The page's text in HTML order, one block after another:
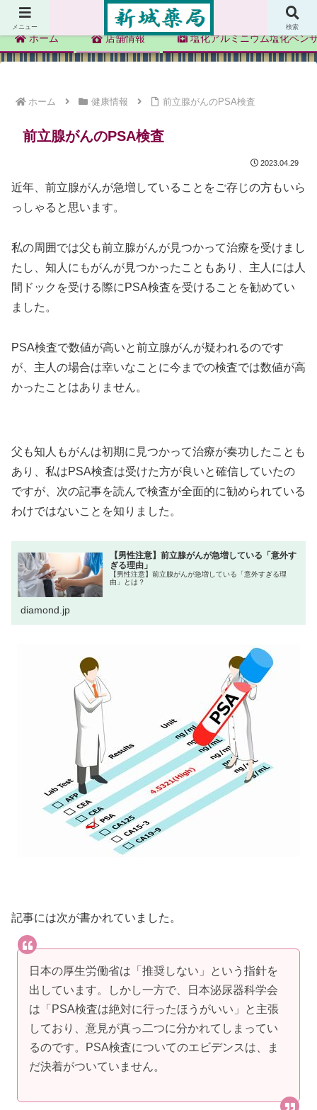
新城薬局
ホーム 店舗情報 塩化アルミニウム塩化ベン
ホーム 健康情報 前立腺がんのPSA検査
前立腺がんのPSA検査
2023.04.29
近年、前立腺がんが急増していることをご存じの方もいら
っしゃると思います。
私の周囲では父も前立腺がんが見つかって治療を受けまし
たし、知人にもがんが見つかったこともあり、主人には人
間ドックを受ける際にPSA検査を受けることを勧めてい
ました。
PSA検査で数値が高いと前立腺がんが疑われるのです
が、主人の場合は幸いなことに今までの検査では数値が高
かったことはありません。
父も知人もがんは初期に見つかって治療が奏功したことも
あり、私はPSA検査は受けた方が良いと確信していたの
ですが、次の記事を読んで検査が全面的に勧められている
わけではないことを知りました。
【男性注意】前立腺がんが急増している「意外す
ぎる理由」
【男性注意】前立腺がんが急増している「意外すぎる理
由」とは？
diamond.jp
記事には次が書かれていました。
日本の厚生労働省は「推奨しない」という指針を
出しています。しかし一方で、日本泌尿器科学会
は「PSA検査は絶対に行ったほうがいい」と主張
しており、意見が真っ二つに分かれてしまってい
るのです。PSA検査についてのエビデンスは、ま
だ決着がついていません。
メニュー 検索